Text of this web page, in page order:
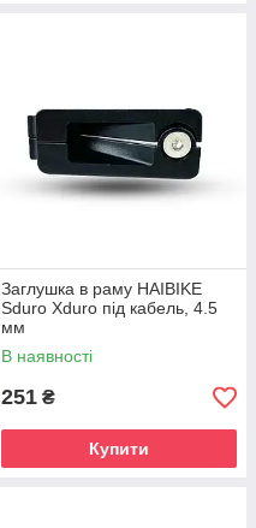
Заглушка в раму HAIBIKE
Sduro Xduro під кабель, 4.5
мм
В наявності
251 ₴
Купити